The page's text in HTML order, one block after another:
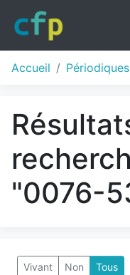
Accueil Périodiques
"0076-
Vivant Non Tous